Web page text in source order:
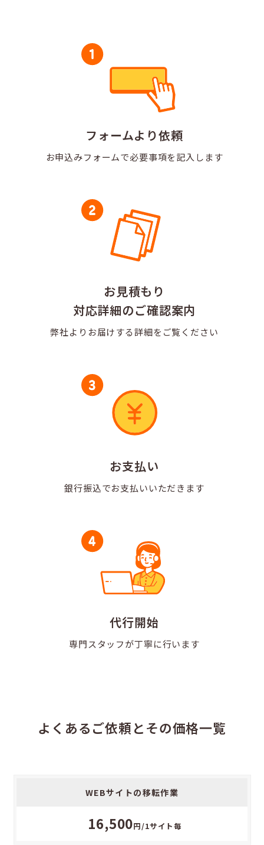
フォームより依頼
お申込みフォームで必要事項を記入します
お見積もり
対応詳細のご確認案内
弊社よりお届けする詳細をご覧ください
お支払い
銀行振込でお支払いいただきます
代行開始
専門スタッフが丁寧に行います
よくあるご依頼とその価格一覧
WEBサイトの移転作業
16,500円/1サイト毎